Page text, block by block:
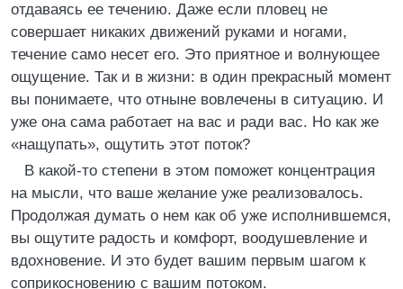
отдаваясь ее течению. Даже если пловец не
совершает никаких движений руками и ногами,
течение само несет его. Это приятное и волнующее
ощущение. Так и в жизни: в один прекрасный момент
вы понимаете, что отныне вовлечены в ситуацию. И
уже она сама работает на вас и ради вас. Но как же
«нащупать», ощутить этот поток?
В какой-то степени в этом поможет концентрация
на мысли, что ваше желание уже реализовалось.
Продолжая думать о нем как об уже исполнившемся,
вы ощутите радость и комфорт, воодушевление и
вдохновение. И это будет вашим первым шагом к
соприкосновению с вашим потоком.